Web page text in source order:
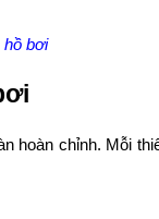
bơi
hoàn chỉnh. Mỗi